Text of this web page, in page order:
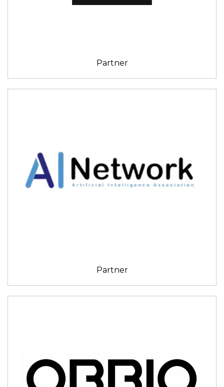
Partner
Partner